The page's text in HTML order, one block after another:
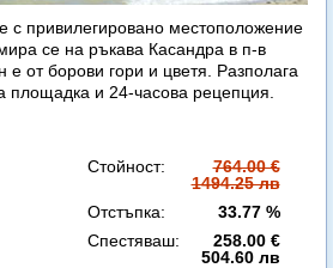
с привилегировано местоположение
се на ръкава Касандра в п-в
е от борови гори и цветя. Разполага
площадка и 24-часова рецепция.
Стойност:
764.00 €
1494.25 лв
Отстъпка:
33.77 %
Спестяваш:
258.00 €
504.60 лв